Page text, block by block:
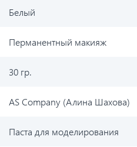
Белый
Перманентный макияж
30 гр.
AS Company (Алина Шахова)
Паста для моделирования